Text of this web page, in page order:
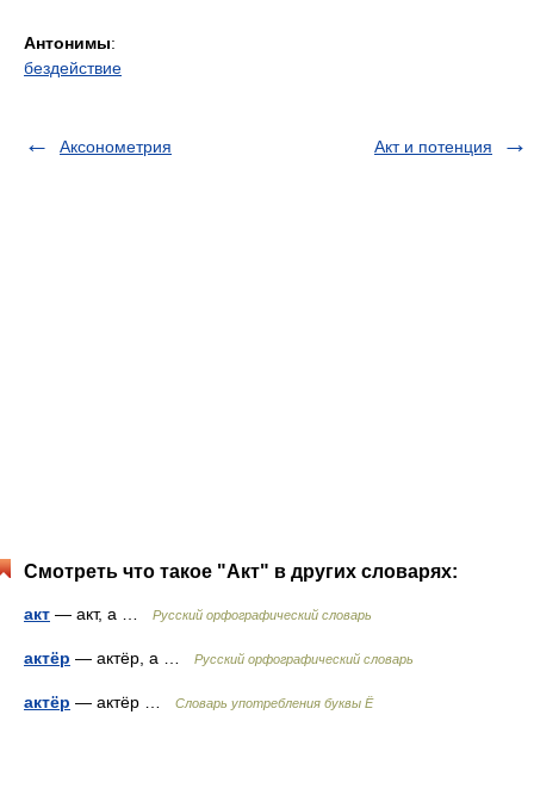
Антонимы:
бездействие
Аксонометрия Акт и потенция
Смотреть что такое "Акт" в других словарях:
акт — акт, а … Русский орфографический словарь
актёр — актёр, а … Русский орфографический словарь
актёр — актёр … Словарь употребления буквы Ё